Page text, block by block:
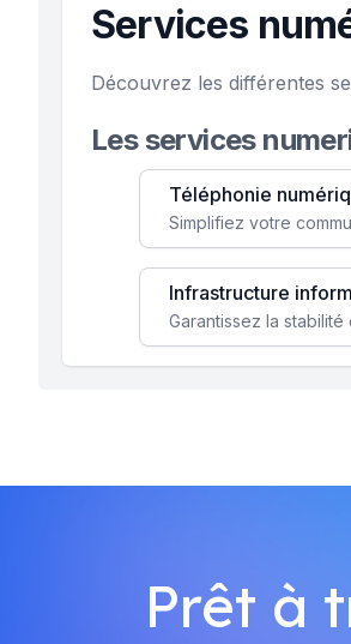
Services
Découvrez les différentes
Les services
Téléphonie
Infrastructure
Prêt à